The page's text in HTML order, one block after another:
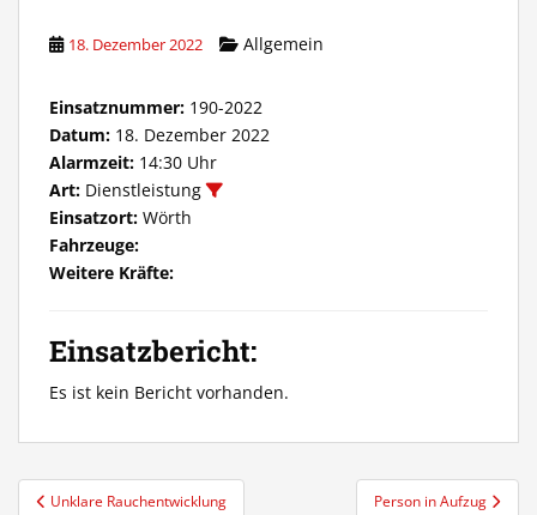
18. Dezember 2022 Allgemein
Einsatznummer: 190-2022
Datum: 18. Dezember 2022
Alarmzeit: 14:30 Uhr
Art: Dienstleistung
Einsatzort: Wörth
Fahrzeuge:
Weitere Kräfte:
Einsatzbericht:
Es ist kein Bericht vorhanden.
Beitragsnavigation
Unklare Rauchentwicklung Person in Aufzug